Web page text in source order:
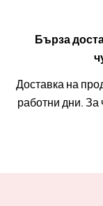
Бърза
Доставка на
работни дни. За